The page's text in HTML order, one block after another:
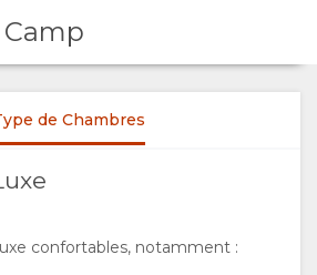
de Chambres
confortables, notamment :